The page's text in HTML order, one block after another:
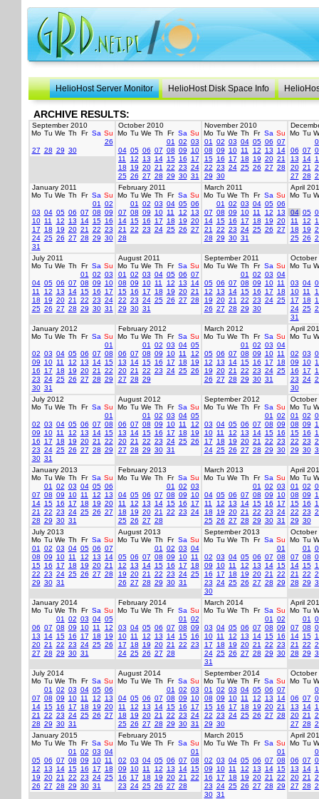
HelioHost Server Monitor HelioHost Disk Space Info
ARCHIVE RESULTS:
September 2010
Mo Tu We Th Fr Sa Su
26
27 28 29 30
October 2010
Mo Tu We Th Fr Sa Su
01
02 03
04 05 06 07 08 09
10
11
12 13 14 15 16
17
18
19 20 21 22 23 24
25 26 27 28 29 30 31
November 2010
Mo Tu We Th Fr Sa Su
01
02 03 04 05 06 07
08 09 10 11 12 13
14
15 16 17 18 19 20 21
22 23 24 25 26 27 28
29 30
Mo Tu
06 07
13
14
20 21
27 28
January 2011
Mo Tu We Th Fr Sa Su
01
02
03 04 05 06 07 08 09
10 11 12 13 14 15 16
17
18 19 20 21 22 23
24 25 26 27 28 29 30
31
February 2011
Mo Tu We Th Fr Sa Su
01
02 03 04 05 06
07 08 09 10 11 12
13
14 15 16 17 18 19 20
21
22 23 24 25 26 27
28
March 2011
Mo Tu We Th Fr Sa Su
01
02 03 04 05 06
07 08 09 10 11 12
13
14 15 16 17 18 19 20
21
22 23 24 25 26 27
28 29 30 31
April
Mo Tu
04 05
11
12
18
19
25 26
July 2011
Mo Tu We Th Fr Sa Su
01
02 03
04 05 06 07 08 09
10
11
12 13 14 15 16
17
18
19 20 21 22 23 24
25 26 27 28 29 30 31
August 2011
Mo Tu We Th Fr Sa Su
01
02 03 04 05 06 07
08 09 10 11 12 13
14
15 16 17 18 19 20 21
22 23 24 25 26 27 28
29 30 31
September 2011
Mo Tu We Th Fr Sa Su
01
02 03 04
05 06 07 08 09 10 11
12
13 14 15 16 17
18
19 20 21 22 23 24 25
26 27 28 29 30
October
Mo Tu
03 04
10 11
17
18
24 25
31
January 2012
Mo Tu We Th Fr Sa Su
01
02 03 04 05 06 07 08
09
10 11 12 13 14 15
16
17 18 19 20 21
22
23 24 25 26 27 28 29
30 31
February 2012
Mo Tu We Th Fr Sa Su
01
02 03 04 05
06 07 08 09 10 11
12
13
14 15 16 17 18
19
20 21 22 23 24 25 26
27 28 29
March 2012
Mo Tu We Th Fr Sa Su
01
02 03 04
05 06 07 08 09 10 11
12
13 14 15 16 17
18
19 20 21 22 23 24 25
26 27 28 29 30 31
April
Mo Tu
02 03
09
10
16
17
23 24
30
July 2012
Mo Tu We Th Fr Sa Su
01
02 03 04 05 06 07 08
09
10 11 12 13 14 15
16
17 18 19 20 21
22
23 24 25 26 27 28 29
30 31
August 2012
Mo Tu We Th Fr Sa Su
01
02 03 04 05
06 07 08 09 10 11
12
13
14 15 16 17 18
19
20 21 22 23 24 25 26
27 28 29 30 31
September 2012
Mo Tu We Th Fr Sa Su
01
02
03 04 05 06 07 08 09
10 11 12 13 14 15 16
17
18 19 20 21 22 23
24 25 26 27 28 29 30
October
Mo Tu
01
02
08 09
15 16
22 23
29 30
January 2013
Mo Tu We Th Fr Sa Su
01
02 03 04 05 06
07 08 09 10 11 12
13
14 15 16 17 18 19 20
21
22 23 24 25 26 27
28 29 30 31
February 2013
Mo Tu We Th Fr Sa Su
01
02 03
04 05 06 07 08 09
10
11
12 13 14 15 16
17
18
19 20 21 22 23 24
25 26 27 28
March 2013
Mo Tu We Th Fr Sa Su
01
02 03
04 05 06 07 08 09
10
11
12 13 14 15 16
17
18
19 20 21 22 23 24
25 26 27 28 29 30 31
April
Mo Tu
01
02
08 09
15 16
22 23
29 30
July 2013
Mo Tu We Th Fr Sa Su
01
02 03 04 05 06 07
08 09 10 11 12 13
14
15 16 17 18 19 20 21
22 23 24 25 26 27 28
29 30 31
August 2013
Mo Tu We Th Fr Sa Su
01
02 03 04
05 06 07 08 09 10 11
12
13 14 15 16 17
18
19 20 21 22 23 24 25
26 27 28 29 30 31
September 2013
Mo Tu We Th Fr Sa Su
01
02 03 04 05 06 07 08
09
10 11 12 13 14 15
16
17 18 19 20 21
22
23 24 25 26 27 28 29
30
October
Mo Tu
01
07 08
14 15
21
22
28 29
January 2014
Mo Tu We Th Fr Sa Su
01
02 03 04 05
06 07 08 09 10 11
12
13
14 15 16 17 18
19
20 21 22 23 24 25 26
27 28 29 30 31
February 2014
Mo Tu We Th Fr Sa Su
01
02
03 04 05 06 07 08 09
10 11 12 13 14 15 16
17
18 19 20 21 22 23
24 25 26 27 28
March 2014
Mo Tu We Th Fr Sa Su
01
02
03 04 05 06 07 08 09
10 11 12 13 14 15 16
17
18 19 20 21 22 23
24 25 26 27 28 29 30
31
April
Mo Tu
01
07 08
14 15
21
22
28 29
July 2014
Mo Tu We Th Fr Sa Su
01
02 03 04 05 06
07 08 09 10 11 12
13
14 15 16 17 18 19 20
21
22 23 24 25 26 27
28 29 30 31
August 2014
Mo Tu We Th Fr Sa Su
01
02 03
04 05 06 07 08 09
10
11
12 13 14 15 16
17
18
19 20 21 22 23 24
25 26 27 28 29 30 31
September 2014
Mo Tu We Th Fr Sa Su
01
02 03 04 05 06 07
08 09 10 11 12 13
14
15 16 17 18 19 20 21
22 23 24 25 26 27 28
29 30
October
Mo Tu
06 07
13
14
20 21
27 28
January 2015
Mo Tu We Th Fr Sa Su
01
02 03 04
05 06 07 08 09 10 11
12
13 14 15 16 17
18
19 20 21 22 23 24 25
26 27 28 29 30 31
February 2015
Mo Tu We Th Fr Sa Su
01
02 03 04 05 06 07 08
09
10 11 12 13 14 15
16
17 18 19 20 21
22
23 24 25 26 27 28
March 2015
Mo Tu We Th Fr Sa Su
01
02 03 04 05 06 07 08
09
10 11 12 13 14 15
16
17 18 19 20 21
22
23 24 25 26 27 28 29
30 31
April
Mo Tu
06 07
13
14
20 21
27 28